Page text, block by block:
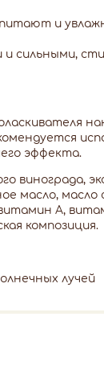
и
и сильными,
эффекта.
винограда,
масло, масло
А,
композиция.
лучей